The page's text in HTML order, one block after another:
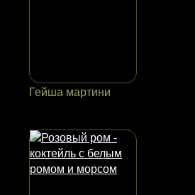
Гейша мартини